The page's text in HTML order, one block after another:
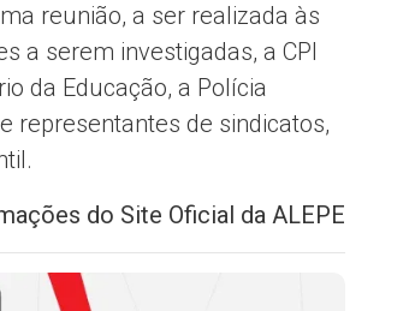
reunião, a ser realizada às
a serem investigadas, a CPI
da Educação, a Polícia
representantes de sindicatos,
do Site Oficial da ALEPE